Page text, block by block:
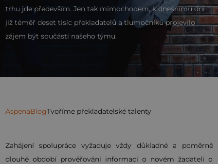
trhu jde především. Jen tak mimochodem, k dnešnímu dni
již téměř deset tisíc překladatelů a tlumočníků projevilo
zájem být součástí našeho týmu.
AspenaBlogTvoříme překladatelské talenty
Zahájení spolupráce vyžaduje vždy důkladné a poměrně
dlouhé období prověřování informací o novém žadateli o